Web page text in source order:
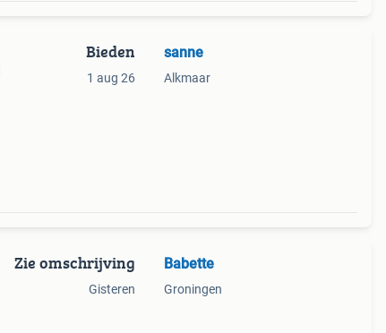
Bieden
1 aug 26
sanne
Alkmaar
Zie omschrijving
Gisteren
Babette
Groningen